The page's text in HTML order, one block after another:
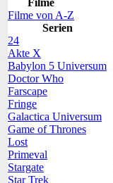
Filme
Filme von A-Z
Serien
24
Akte X
Babylon 5 Universum
Doctor Who
Farscape
Fringe
Galactica Universum
Game of Thrones
Lost
Primeval
Stargate
Star Trek